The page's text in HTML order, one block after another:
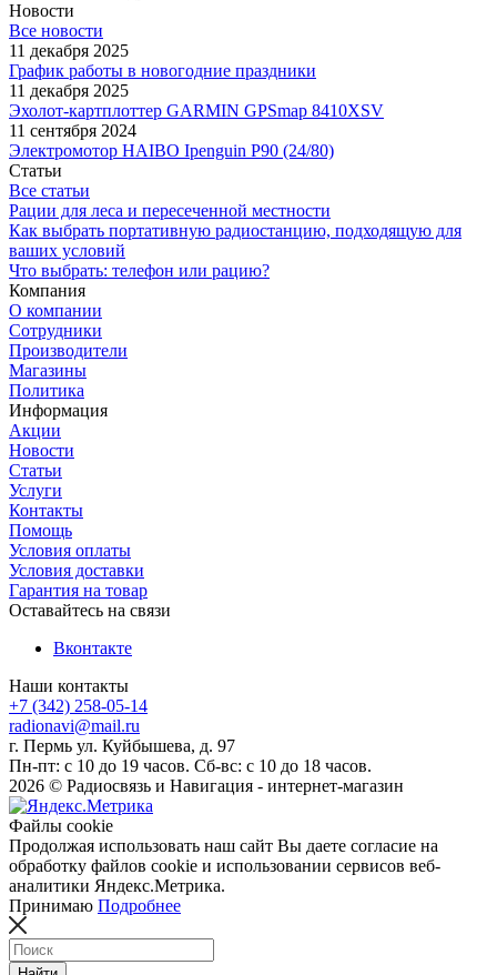
Новости
Все новости
11 декабря 2025
График работы в новогодние праздники
11 декабря 2025
Эхолот-картплоттер GARMIN GPSmap 8410XSV
11 сентября 2024
Электромотор HAIBO Ipenguin P90 (24/80)
Статьи
Все статьи
Рации для леса и пересеченной местности
Как выбрать портативную радиостанцию, подходящую для
ваших условий
Что выбрать: телефон или рацию?
Компания
О компании
Сотрудники
Производители
Магазины
Политика
Информация
Акции
Новости
Статьи
Услуги
Контакты
Помощь
Условия оплаты
Условия доставки
Гарантия на товар
Оставайтесь на связи
Вконтакте
Наши контакты
+7 (342) 258-05-14
radionavi@mail.ru
г. Пермь ул. Куйбышева, д. 97
Пн-пт: с 10 до 19 часов. Сб-вс: с 10 до 18 часов.
2026 © Радиосвязь и Навигация - интернет-магазин
Файлы cookie
Продолжая использовать наш сайт Вы даете согласие на
обработку файлов cookie и использовании сервисов веб-
аналитики Яндекс.Метрика.
Принимаю Подробнее